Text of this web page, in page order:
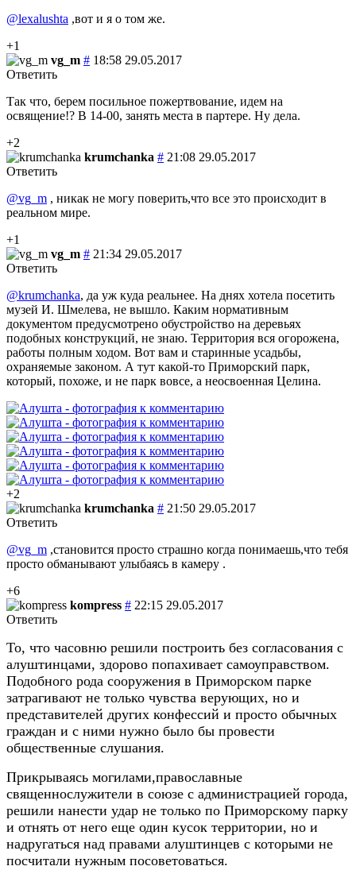
@lexalushta ,вот и я о том же.
+1
vg_m # 18:58 29.05.2017
Ответить
Так что, берем посильное пожертвование, идем на
освящение!? В 14-00, занять места в партере. Ну дела.
+2
krumchanka # 21:08 29.05.2017
Ответить
@vg_m , никак не могу поверить,что все это происходит в
реальном мире.
+1
vg_m # 21:34 29.05.2017
Ответить
@krumchanka, да уж куда реальнее. На днях хотела посетить
музей И. Шмелева, не вышло. Каким нормативным
документом предусмотрено обустройство на деревьях
подобных конструкций, не знаю. Территория вся огорожена,
работы полным ходом. Вот вам и старинные усадьбы,
охраняемые законом. А тут какой-то Приморский парк,
который, похоже, и не парк вовсе, а неосвоенная Целина.
+2
krumchanka # 21:50 29.05.2017
Ответить
@vg_m ,становится просто страшно когда понимаешь,что тебя
просто обманывают улыбаясь в камеру .
+6
kompress # 22:15 29.05.2017
Ответить
То, что часовню решили построить без согласования с
алуштинцами, здорово попахивает самоуправством.
Подобного рода сооружения в Приморском парке
затрагивают не только чувства верующих, но и
представителей других конфессий и просто обычных
граждан и с ними нужно было бы провести
общественные слушания.
Прикрываясь могилами,православные
священнослужители в союзе с администрацией города,
решили нанести удар не только по Приморскому парку
и отнять от него еще один кусок территории, но и
надругаться над правами алуштинцев с которыми не
посчитали нужным посоветоваться.